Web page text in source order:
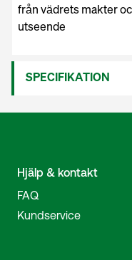
från vädrets makter
utseende
SPECIFIKATION
Hjälp & kontakt
FAQ
Kundservice